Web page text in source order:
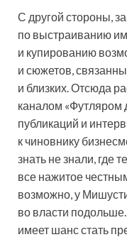
С другой стороны,
по выстраиванию
и купированию
и сюжетов,
и близких. Отсюда
каналом «Футляром
публикаций и
к чиновнику
знать не знали, где
все нажитое
возможно, у
во власти
имеет шанс стать